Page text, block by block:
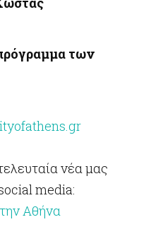
των
νέα μας
media:
Αθήνα